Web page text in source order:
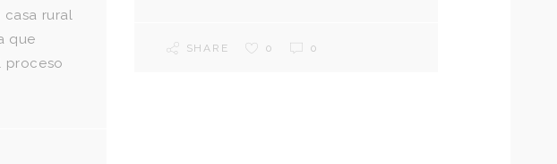
SHARE 0 0
casa rural
que
proceso